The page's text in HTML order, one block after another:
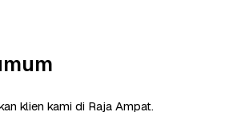
klien kami di Raja Ampat.